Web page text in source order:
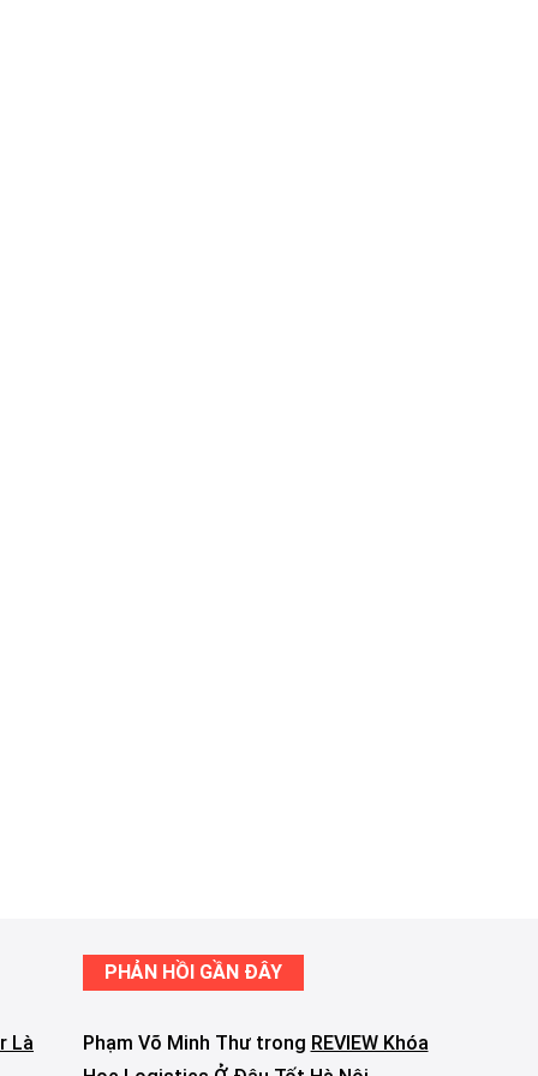
Là
PHẢN HỒI GẦN ĐÂY
Phạm Võ Minh Thưtrong REVIEW Khóa